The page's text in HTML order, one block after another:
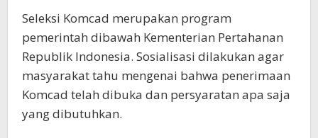
Seleksi Komcad merupakan program
pemerintah dibawah Kementerian Pertahanan
Republik Indonesia. Sosialisasi dilakukan agar
masyarakat tahu mengenai bahwa penerimaan
Komcad telah dibuka dan persyaratan apa saja
yang dibutuhkan.